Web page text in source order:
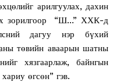
арилгуулах, дахин
зорилгоор “Ш…” ХХК-д
дагуу нэр бүхий
төвийн аваарын шатны
хязгаарлаж, байнгын
өгсөн” гэв.